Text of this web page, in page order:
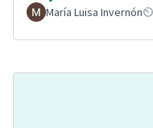
María Luisa Invernón